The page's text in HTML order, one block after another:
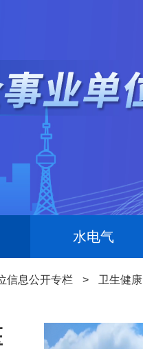
水电气
信息公开专栏 > 卫生健康